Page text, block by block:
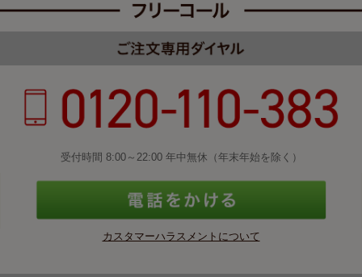
受付時間 8:00～22:00 年中無休（年末年始を除く）
カスタマーハラスメントについて